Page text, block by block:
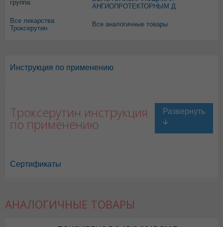
группа:
АНГИОПРОТЕКТОРНЫМ Д
Все лекарства
Троксерутин
Все аналогичные товары
Инструкция по применению
Троксерутин инструкция
по применению
Троксерутин в Астане Троксерутин в Уральске
Сертификаты
АНАЛОГИЧНЫЕ ТОВАРЫ